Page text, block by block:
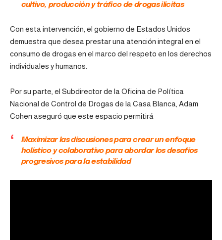
cultivo, producción y tráfico de drogas ilícitas
Con esta intervención, el gobierno de Estados Unidos
demuestra que desea prestar una atención integral en el
consumo de drogas en el marco del respeto en los derechos
individuales y humanos.
Por su parte, el Subdirector de la Oficina de Política
Nacional de Control de Drogas de la Casa Blanca, Adam
Cohen aseguró que este espacio permitirá
Maximizar las discusiones para crear un enfoque
holístico y colaborativo para abordar los desafíos
progresivos para la estabilidad